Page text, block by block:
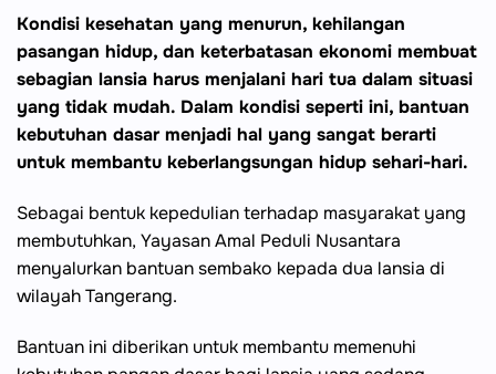
Kondisi kesehatan yang menurun, kehilangan
pasangan hidup, dan keterbatasan ekonomi membuat
sebagian lansia harus menjalani hari tua dalam situasi
yang tidak mudah. Dalam kondisi seperti ini, bantuan
kebutuhan dasar menjadi hal yang sangat berarti
untuk membantu keberlangsungan hidup sehari-hari.
Sebagai bentuk kepedulian terhadap masyarakat yang
membutuhkan, Yayasan Amal Peduli Nusantara
menyalurkan bantuan sembako kepada dua lansia di
wilayah Tangerang.
Bantuan ini diberikan untuk membantu memenuhi